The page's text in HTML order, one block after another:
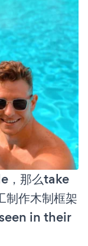
，那么take
作木制框架
in their